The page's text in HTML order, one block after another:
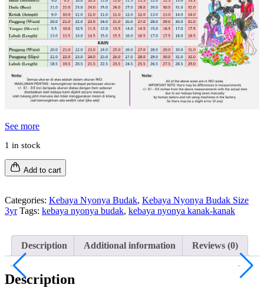
See more
1 in stock
Add to cart
Categories: Kebaya Nyonya Budak, Kebaya Nyonya Budak Size
3yr Tags: kebaya nyonya budak, kebaya nyonya kanak-kanak
Description Additional information Reviews (0)
Description